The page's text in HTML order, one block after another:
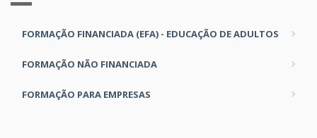
FORMAÇÃO FINANCIADA (EFA) - EDUCAÇÃO DE ADULTOS
FORMAÇÃO NÃO FINANCIADA
FORMAÇÃO PARA EMPRESAS